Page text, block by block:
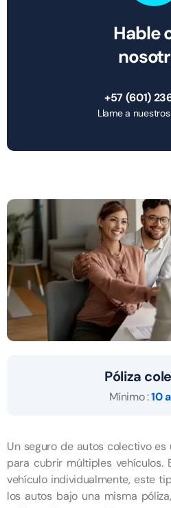
Hable
+57 (601)
Llame a
Póliza
Mínimo :10
Un seguro de autos colectivo
para cubrir múltiples vehículos.
vehículo individualmente, este
los autos bajo una misma